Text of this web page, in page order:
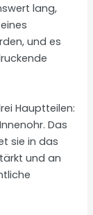
lang,
und es
Hauptteilen:
Das
sie in das
und an